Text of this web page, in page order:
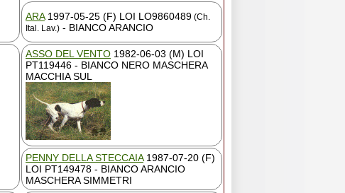
ARA1997-05-25 (F) LOI LO9860489 (Ch.
Ital. Lav.) - BIANCO ARANCIO
ASSO DEL VENTO 1982-06-03 (M) LOI
PT119446 - BIANCO NERO MASCHERA
MACCHIA SUL
PENNY DELLA STECCAIA1987-07-20 (F)
LOI PT149478 - BIANCO ARANCIO
MASCHERA SIMMETRI